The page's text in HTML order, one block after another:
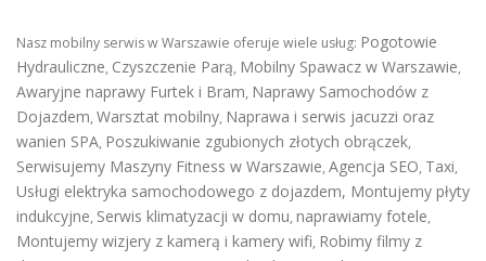
Nasz mobilny serwis w Warszawie oferuje wiele usług: Pogotowie
Hydrauliczne, Czyszczenie Parą, Mobilny Spawacz w Warszawie,
Awaryjne naprawy Furtek i Bram, Naprawy Samochodów z
Dojazdem, Warsztat mobilny, Naprawa i serwis jacuzzi oraz
wanien SPA, Poszukiwanie zgubionych złotych obrączek,
Serwisujemy Maszyny Fitness w Warszawie, Agencja SEO, Taxi,
Usługi elektryka samochodowego z dojazdem, Montujemy płyty
indukcyjne, Serwis klimatyzacji w domu, naprawiamy fotele,
Montujemy wizjery z kamerą i kamery wifi, Robimy filmy z